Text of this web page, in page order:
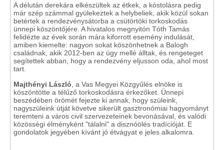
A délután derekára elkészültek az étkek, a kóstolásra pedig
már szép számmal gyülekeztek a helybeliek, akik közül sokan
betértek a rendezvénysátorba a csütörtöki torkoskodás
ünnepi köszöntőjére. A hivatalos megnyitón Tóth Tamás
felidézte az évek során mára kiforrott esemény indulását,
amiben kiemelte: nagyon sokat köszönhetnek a Balogh
családnak, akik 2012-ben az ügy mellé álltak, és rengeteget
segítettek abban, hogy a rendezvény eljusson oda, ahol most
tart.
Majthényi László , a Vas Megyei Közgyűlés elnöke is
köszöntötte a télűző torkoskodásra érkezőket. Ünnepi
beszédében örömét fejezte ki annak, hogy szüleink,
nagyszüleink útját követve sikerült gasztronómiai hagyományt
teremteni a város civil szervezeteinek bevonásával, és valódi
közösségi élményként "tálalni" a disznóölés tradícióját. E
gondolatok jegyében kívánt jó étvágyat e jeles alkalomra.